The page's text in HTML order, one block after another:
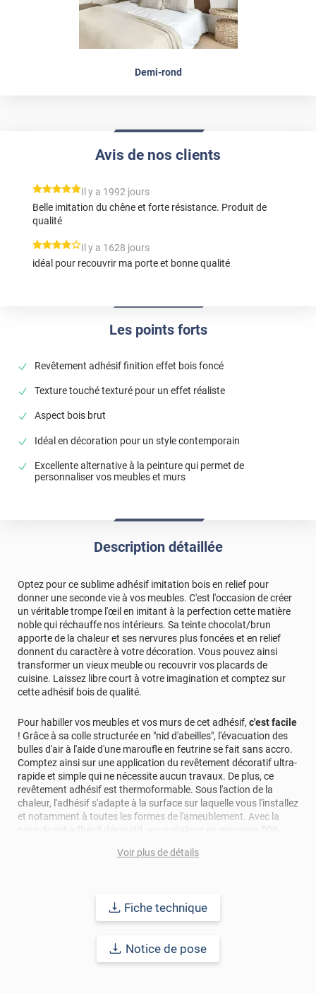
Demi-rond
Les points forts
Revêtement adhésif finition effet bois foncé
Texture touché texturé pour un effet réaliste
Aspect bois brut
Idéal en décoration pour un style contemporain
Excellente alternative à la peinture qui permet de
personnaliser vos meubles et murs
Avis de nos clients
*****
Il y a 1992 jours
Belle imitation du chêne et forte résistance. Produit de
qualité
*****Il y a 1628 jours
idéal pour recouvrir ma porte et bonne qualité
Description détaillée
Optez pour ce sublime adhésif imitation bois en relief pour
donner une seconde vie à vos meubles. C'est l'occasion de créer
un véritable trompe l'œil en imitant à la perfection cette matière
noble qui réchauffe nos intérieurs. Sa teinte chocolat/brun
apporte de la chaleur et ses nervures plus foncées et en relief
donnent du caractère à votre décoration. Vous pouvez ainsi
transformer un vieux meuble ou recouvrir vos placards de
cuisine. Laissez libre court à votre imagination et comptez sur
cette adhésif bois de qualité.
Pour habiller vos meubles et vos murs de cet adhésif, c'est facile
! Grâce à sa colle structurée en "nid d'abeilles", l'évacuation des
bulles d'air à l'aide d'une maroufle en feutrine se fait sans accro.
Comptez ainsi sur une application du revêtement décoratif ultra-
rapide et simple qui ne nécessite aucun travaux. De plus, ce
revêtement adhésif est thermoformable. Sous l'action de la
chaleur, l'adhésif s'adapte à la surface sur laquelle vous l'installez
et notamment à toutes les formes de l'ameublement. Avec la
pose de cet adhésif décoratif, vous réalisez en moyenne 50%
résistance à l’eau, à la saleté, à l’abrasion, aux UV et à l’usure.
Grâce à son épaisseur, cet adhésif masque également les petites
revêtement peut être installé dans un lieu ouvert public.
Voir plus de détails
Fiche technique
Notice de pose